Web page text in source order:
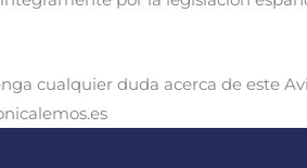
cualquier duda acerca de este